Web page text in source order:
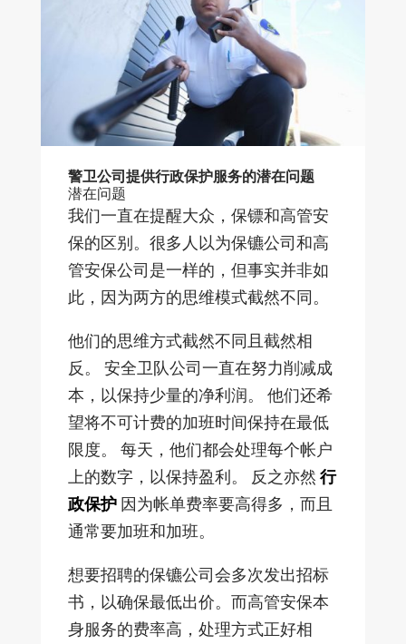
警卫公司提供行政保护服务的潜在问题
潜在问题
我们一直在提醒大众，保镖和高管安
保的区别。很多人以为保镳公司和高
管安保公司是一样的，但事实并非如
此，因为两方的思维模式截然不同。
他们的思维方式截然不同且截然相
反。 安全卫队公司一直在努力削减成
本，以保持少量的净利润。 他们还希
望将不可计费的加班时间保持在最低
限度。 每天，他们都会处理每个帐户
上的数字，以保持盈利。 反之亦然 行
政保护因为帐单费率要高得多，而且
通常要加班和加班。
想要招聘的保镳公司会多次发出招标
书，以确保最低出价。而高管安保本
身服务的费率高，处理方式正好相